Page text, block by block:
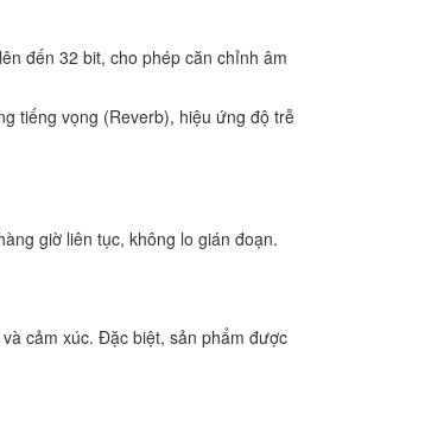
đến 32 bit, cho phép căn chỉnh âm
tiếng vọng (Reverb), hiệu ứng độ trễ
giờ liên tục, không lo gián đoạn.
cảm xúc. Đặc biệt, sản phẩm được